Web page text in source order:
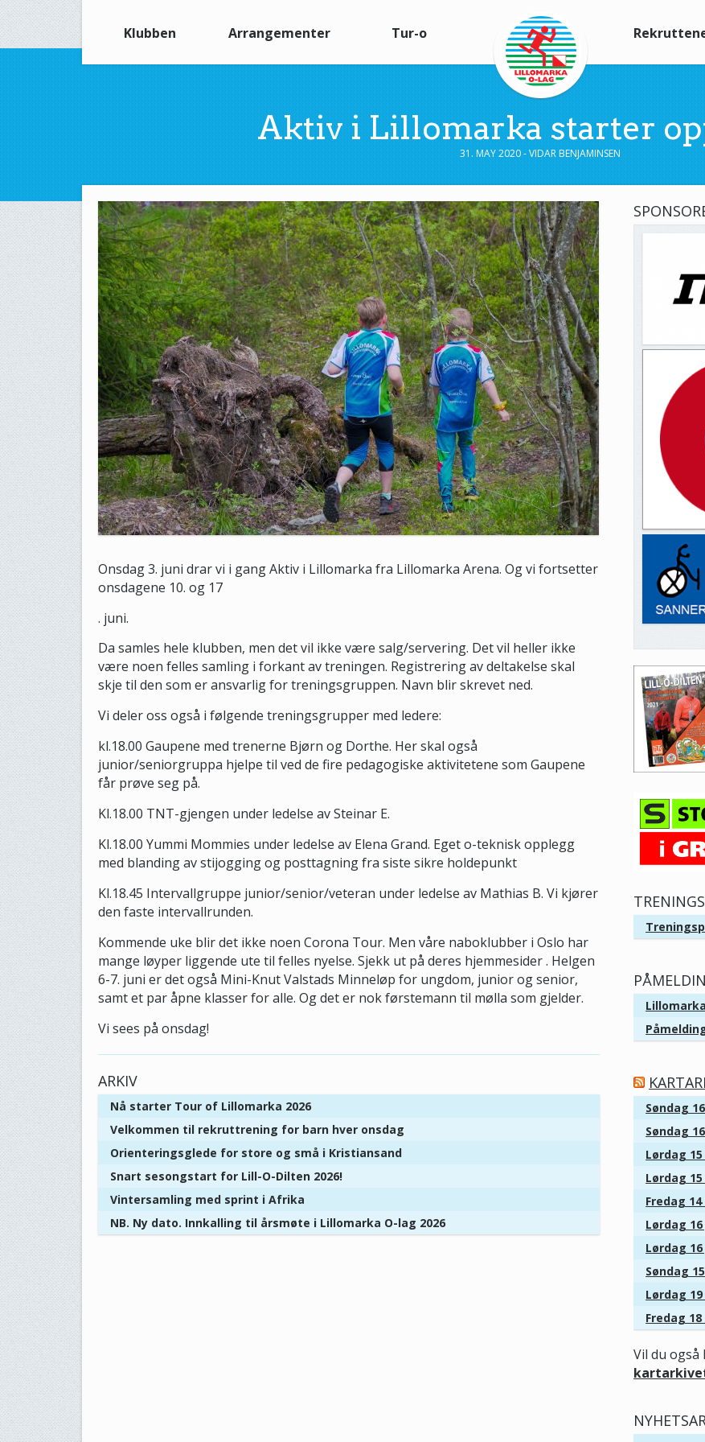
Klubben Arrangementer Tur-o
Aktiv i Lillomarka starter
31. MAY 2020 - VIDAR BENJAMINSEN
Onsdag 3. juni drar vi i gang Aktiv i Lillomarka fra Lillomarka Arena. Og vi fortsetter
onsdagene 10. og 17
. juni.
Da samles hele klubben, men det vil ikke være salg/servering. Det vil heller ikke
være noen felles samling i forkant av treningen. Registrering av deltakelse skal
skje til den som er ansvarlig for treningsgruppen. Navn blir skrevet ned.
Vi deler oss også i følgende treningsgrupper med ledere:
kl.18.00 Gaupene med trenerne Bjørn og Dorthe. Her skal også
junior/seniorgruppa hjelpe til ved de fire pedagogiske aktivitetene som Gaupene
får prøve seg på.
Kl.18.00 TNT-gjengen under ledelse av Steinar E.
Kl.18.00 Yummi Mommies under ledelse av Elena Grand. Eget o-teknisk opplegg
med blanding av stijogging og posttagning fra siste sikre holdepunkt
Kl.18.45 Intervallgruppe junior/senior/veteran under ledelse av Mathias B. Vi kjører
den faste intervallrunden.
Kommende uke blir det ikke noen Corona Tour. Men våre naboklubber i Oslo har
mange løyper liggende ute til felles nyelse. Sjekk ut på deres hjemmesider . Helgen
6-7. juni er det også Mini-Knut Valstads Minneløp for ungdom, junior og senior,
samt et par åpne klasser for alle. Og det er nok førstemann til mølla som gjelder.
Vi sees på onsdag!
ARKIV
Nå starter Tour of Lillomarka 2026
Velkommen til rekruttrening for barn hver onsdag
Orienteringsglede for store og små i Kristiansand
Snart sesongstart for Lill-O-Dilten 2026!
Vintersamling med sprint i Afrika
NB. Ny dato. Innkalling til årsmøte i Lillomarka O-lag 2026
Søndag
Søndag
Lørdag
Lørdag
Fredag
Lørdag 16
Lørdag 16
Søndag
Lørdag
Fredag
Vil du